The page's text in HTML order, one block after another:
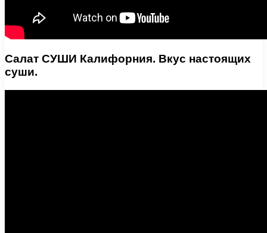
Салат СУШИ Калифорния. Вкус настоящих
суши.